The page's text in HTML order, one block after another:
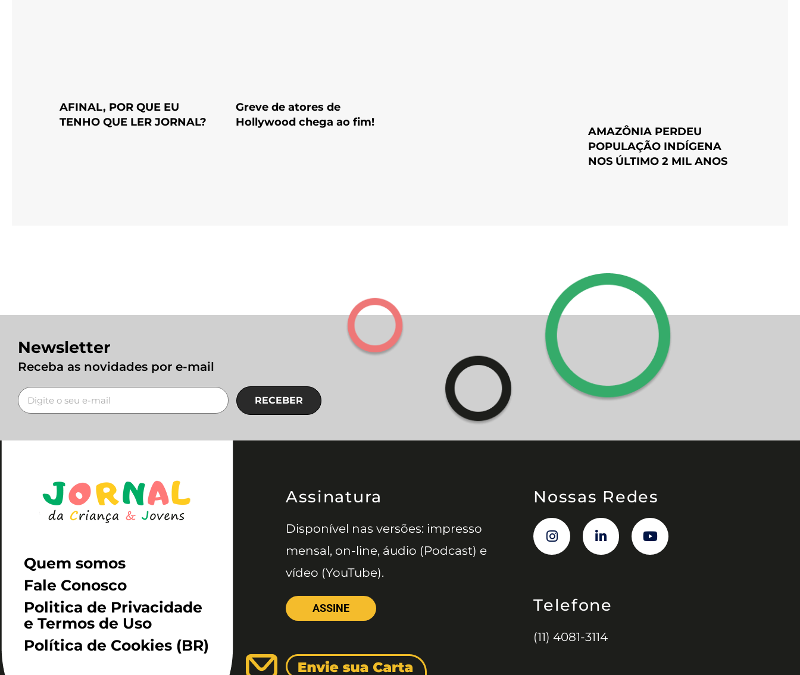
AFINAL, POR QUE EU
TENHO QUE LER JORNAL?
Greve de atores de
Hollywood chega ao fim!
AMAZÔNIA PERDEU
POPULAÇÃO INDÍGENA
NOS ÚLTIMO 2 MIL ANOS
Newsletter
Receba as novidades por e-mail
RECEBER
Quem somos
Fale Conosco
Politica de Privacidade
e Termos de Uso
Política de Cookies (BR)
Assinatura
Disponível nas versões: impresso
mensal, on-line, áudio (Podcast) e
vídeo (YouTube).
ASSINE
Nossas Redes
Telefone
(11) 4081-3114